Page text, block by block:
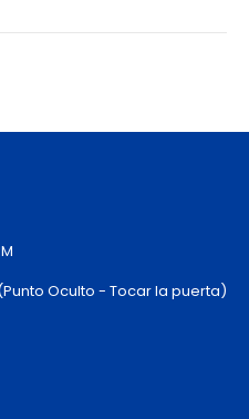
Oculto - Tocar la puerta)